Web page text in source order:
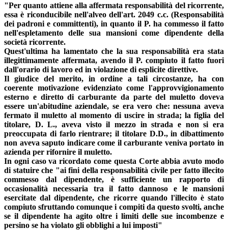
"Per quanto attiene alla affermata responsabilità del ricorrente,
essa è riconducibile nell'alveo dell'art. 2049 c.c. (Responsabilità
dei padroni e committenti), in quanto il P. ha commesso il fatto
nell'espletamento delle sua mansioni come dipendente della
società ricorrente.
Quest'ultima ha lamentato che la sua responsabilità era stata
illegittimamente affermata, avendo il P. compiuto il fatto fuori
dall'orario di lavoro ed in violazione di esplicite direttive.
Il giudice del merito, in ordine a tali circostanze, ha con
coerente motivazione evidenziato come l'approvvigionamento
esterno e diretto di carburante da parte del muletto doveva
essere un'abitudine aziendale, se era vero che: nessuna aveva
fermato il muletto al momento di uscire in strada; la figlia del
titolare, D. L., aveva visto il mezzo in strada e non si era
preoccupata di farlo rientrare; il titolare D.D., in dibattimento
non aveva saputo indicare come il carburante veniva portato in
azienda per rifornire il muletto.
In ogni caso va ricordato come questa Corte abbia avuto modo
di statuire che "ai fini della responsabilità civile per fatto illecito
commesso dal dipendente, è sufficiente un rapporto di
occasionalità necessaria tra il fatto dannoso e le mansioni
esercitate dal dipendente, che ricorre quando l'illecito è stato
compiuto sfruttando comunque i compiti da questo svolti, anche
se il dipendente ha agito oltre i limiti delle sue incombenze e
persino se ha violato gli obblighi a lui imposti"